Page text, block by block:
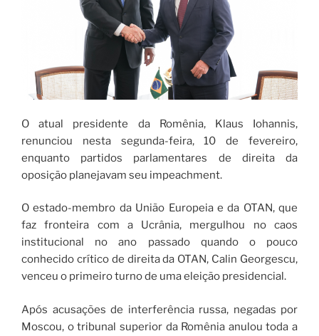
O atual presidente da Romênia, Klaus Iohannis,
renunciou nesta segunda-feira, 10 de fevereiro,
enquanto partidos parlamentares de direita da
oposição planejavam seu impeachment.
O estado-membro da União Europeia e da OTAN, que
faz fronteira com a Ucrânia, mergulhou no caos
institucional no ano passado quando o pouco
conhecido crítico de direita da OTAN, Calin Georgescu,
venceu o primeiro turno de uma eleição presidencial.
Após acusações de interferência russa, negadas por
Moscou, o tribunal superior da Romênia anulou toda a